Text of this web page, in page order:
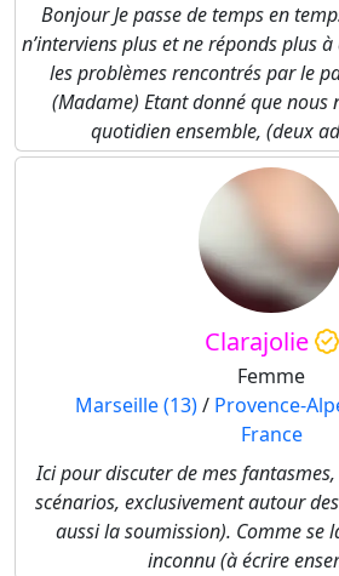
Bonjour Je passe de temps en
n’interviens plus et ne réponds plus
les problèmes rencontrés par le
(Madame) Etant donné que nous
quotidien ensemble, (deux
Clarajolie
Femme
Marseille (13)/ Provence-
France
Ici pour discuter de mes
scénarios, exclusivement autour
aussi la soumission). Comme se
inconnu (à écrire